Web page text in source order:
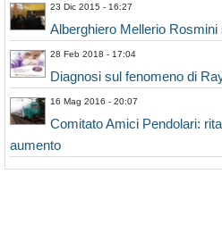
23 Dic 2015 - 16:27
Alberghiero Mellerio
28 Feb 2018 - 17:04
Diagnosi sul fenomeno di
16 Mag 2016 - 20:07
Comitato Amici Pendolari:
aumento